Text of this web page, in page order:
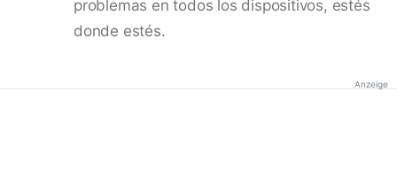
problemas en todos los dispositivos, estés
donde estés.
Anzeige